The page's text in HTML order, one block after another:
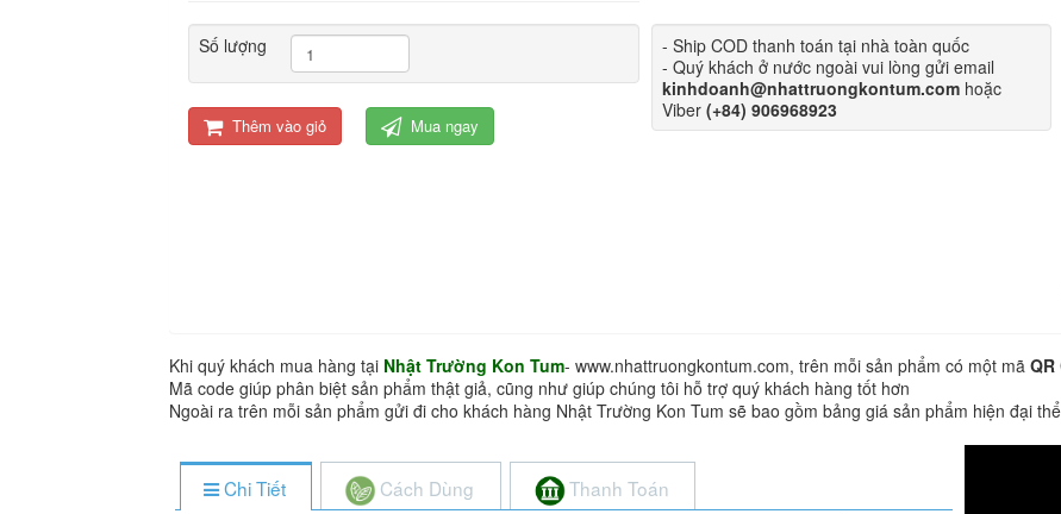
Số lượng
Thêm vào giỏ Mua ngay
- Ship COD thanh toán tại nhà toàn quốc
- Quý khách ở nước ngoài vui lòng gửi email
kinhdoanh@nhattruongkontum.com hoặc
Viber(+84) 906968923
Khi quý khách mua hàng tại Nhật Trường Kon Tum- www.nhattruongkontum.com, trên mỗi sản phẩm có một mã QR
Mã code giúp phân biệt sản phẩm thật giả, cũng như giúp chúng tôi hỗ trợ quý khách hàng tốt hơn
Ngoài ra trên mỗi sản phẩm gửi đi cho khách hàng Nhật Trường Kon Tum sẽ bao gồm bảng giá sản phẩm hiện đại
Chi Tiết Cách Dùng Thanh Toán